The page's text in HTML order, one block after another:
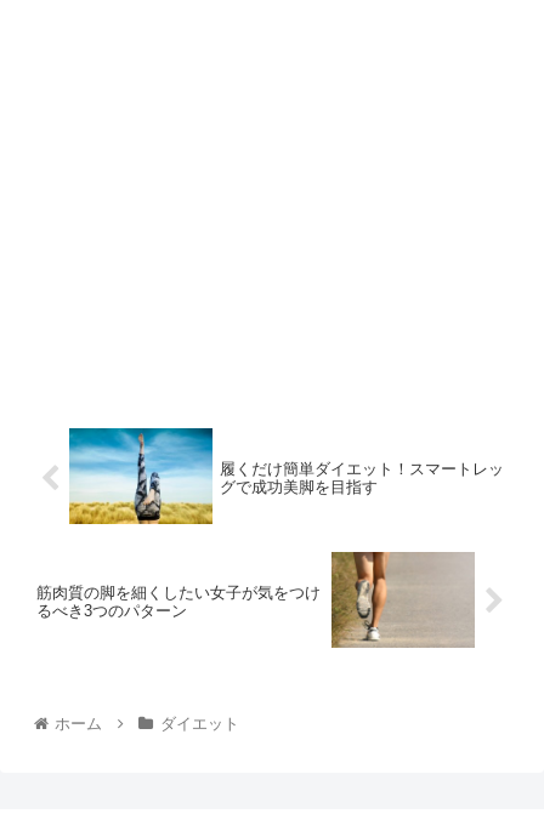
履くだけ簡単ダイエット！スマートレッ
グで成功美脚を目指す
筋肉質の脚を細くしたい女子が気をつけ
るべき3つのパターン
ホーム ダイエット